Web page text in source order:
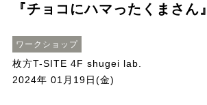
『チョコにハマったくまさん』
ワークショップ
枚方T-SITE 4F shugei lab.
2024年 01月19日(金)